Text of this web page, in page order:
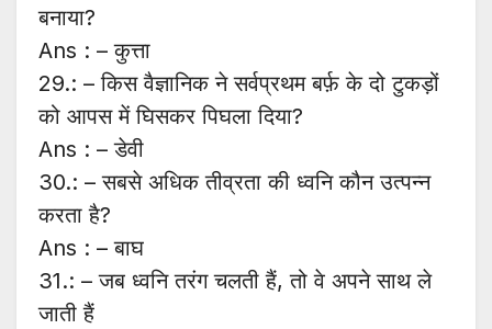
बनाया?
Ans : – कुत्ता
29.: – किस वैज्ञानिक ने सर्वप्रथम बर्फ़ के दो टुकड़ों
को आपस में घिसकर पिघला दिया?
Ans : – डेवी
30.: – सबसे अधिक तीव्रता की ध्वनि कौन उत्पन्न
करता है?
Ans : – बाघ
31.: – जब ध्वनि तरंग चलती हैं, तो वे अपने साथ ले
जाती हैं